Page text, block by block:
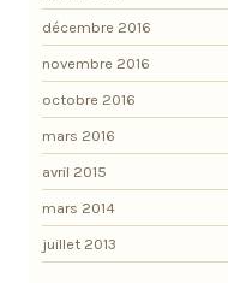
décembre 2016
novembre 2016
octobre 2016
mars 2016
avril 2015
mars 2014
juillet 2013